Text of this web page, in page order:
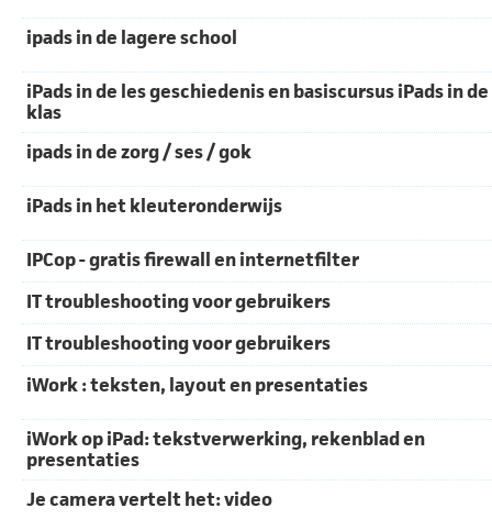
ipads in de lagere school
iPads in de les geschiedenis en basiscursus iPads in de
klas
ipads in de zorg / ses / gok
iPads in het kleuteronderwijs
IPCop - gratis firewall en internetfilter
IT troubleshooting voor gebruikers
IT troubleshooting voor gebruikers
iWork : teksten, layout en presentaties
iWork op iPad: tekstverwerking, rekenblad en
presentaties
Je camera vertelt het: video